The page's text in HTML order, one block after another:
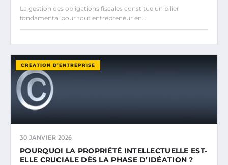
La gestion des obligations fiscales constitue un pilier
fondamental pour tout entrepreneur en…
CRÉATION D’ENTREPRISE
30 JANVIER 2026
POURQUOI LA PROPRIÉTÉ INTELLECTUELLE EST-
ELLE CRUCIALE DÈS LA PHASE D’IDÉATION ?